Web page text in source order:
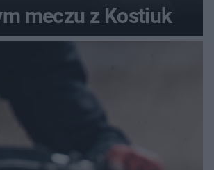
meczu z Kostiuk